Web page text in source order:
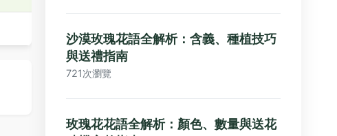
沙漠玫瑰花語全解析：含義、種植技巧
與送禮指南
721次瀏覽
玫瑰花花語全解析：顏色、數量與送花